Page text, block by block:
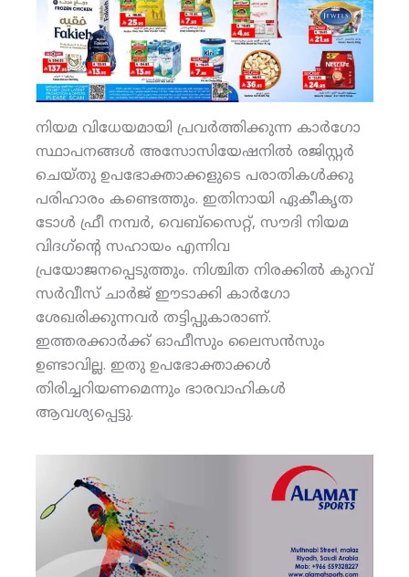
നിയമ വിധേയമായി പ്രവര്‍ത്തിക്കുന്ന കാര്‍ഗോ
സ്ഥാപനങ്ങള്‍ അസോസിയേഷനില്‍ രജിസ്റ്റര്‍
ചെയ്തു ഉപഭോക്താക്കളുടെ പരാതികള്‍ക്കു
പരിഹാരം കണ്ടെത്തും. ഇതിനായി ഏകീകൃത
ടോള്‍ ഫ്രീ നമ്പര്‍, വെബ്‌സൈറ്റ്, സൗദി നിയമ
വിദഗ്‌ന്റെ സഹായം എന്നിവ
പ്രയോജനപ്പെടുത്തും. നിശ്ചിത നിരക്കില്‍ കുറവ്
സര്‍വീസ് ചാര്‍ജ് ഈടാക്കി കാര്‍ഗോ
ശേഖരിക്കുന്നവര്‍ തട്ടിപ്പുകാരാണ്.
ഇത്തരക്കാര്‍ക്ക് ഓഫീസും ലൈസന്‍സും
ഉണ്ടാവില്ല. ഇതു ഉപഭോക്താക്കള്‍
തിരിച്ചറിയണമെന്നും ഭാരവാഹികള്‍
ആവശ്യപ്പെട്ടു.